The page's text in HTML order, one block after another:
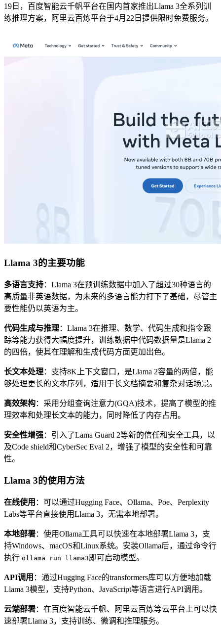
19日，百度智能云千帆平台在国内首家推出Llama 3全系列训
练推理方案，阿里云百炼平台于4月22日提供限时免费服务。
Llama 3的主要功能
多语言支持：Llama 3在预训练数据中加入了超过30种语言的
高质量非英语数据，为未来的多语言能力打下了基础，尽管主
要性能仍以英语为主。
代码生成与推理：Llama 3在推理、数学、代码生成和指令跟
踪等能力获得大幅度提升，训练数据中代码数据量是Llama 2
的四倍，使其在理解和生成代码方面更加出色。
长文本处理：支持8K上下文窗口，是Llama 2容量的两倍，能
够处理更长的文本序列，适用于长文档摘要和复杂对话场景。
高效架构：采用分组查询注意力(GQA)技术，提高了模型的推
理效率和处理长文本的能力，同时降低了内存占用。
安全性增强：引入了Lama Guard 2等新的信任和安全工具，以
及Code shield和CyberSec Eval 2，增强了模型的安全性和可靠
性。
Llama 3的使用方法
在线使用 ：可以通过Hugging Face、Ollama、Poe、Perplexity
Labs等平台直接使用Llama 3，无需本地部署。
本地部署：使用Ollama工具可以快速在本地部署Llama 3，支
持Windows、macOS和Linux系统。安装Ollama后，通过命令行
执行 ollama run llama3 即可启动模型。
API调用 ：通过Hugging Face的transformers库可以方便地加载
Llama 3模型，支持Python、JavaScript等语言进行API调用。
云端部署：在百度智能云千帆、阿里云百炼等云平台上可以快
速部署Llama 3，支持训练、微调和推理服务。